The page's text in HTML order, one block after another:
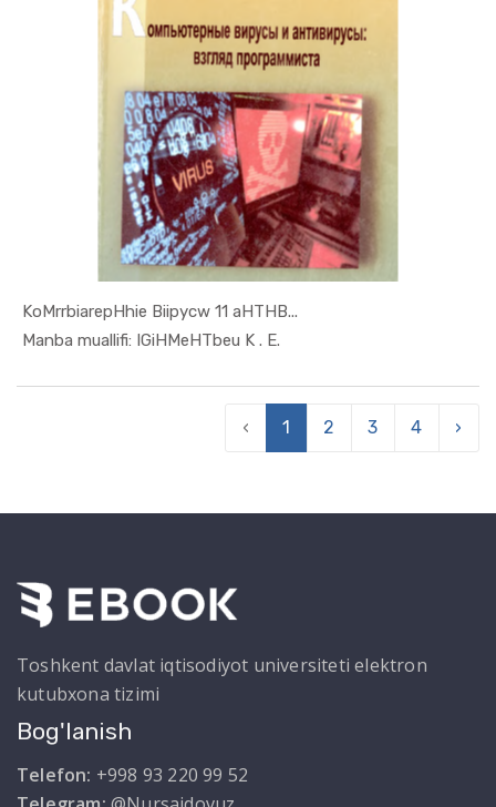
KoMrrbiarepHhie Biipycw 11 aHTHB...
Manba muallifi: IGiHMeHTbeu K . E.
In Raqamli...
‹ 1 2 3 4 ›
Toshkent davlat iqtisodiyot universiteti elektron
kutubxona tizimi
Bog'lanish
Telefon: +998 93 220 99 52